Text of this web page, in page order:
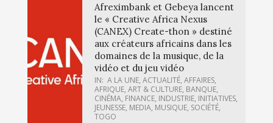
Afreximbank et Gebeya lancent
le « Creative Africa Nexus
(CANEX) Create-thon » destiné
aux créateurs africains dans les
domaines de la musique, de la
vidéo et du jeu vidéo
IN: A LA UNE, ACTUALITÉ, AFFAIRES,
AFRIQUE, ART & CULTURE, BANQUE,
CINÉMA, FINANCE, INDUSTRIE, INITIATIVES,
JEUNESSE, MEDIA, MUSIQUE, SOCIÉTÉ,
TOGO